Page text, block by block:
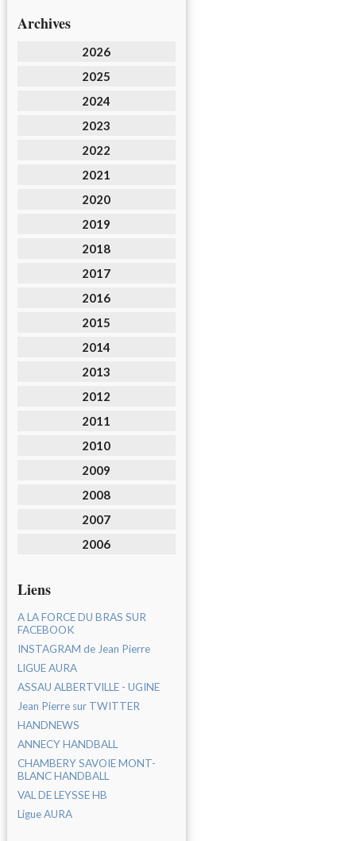
Archives
2026
2025
2024
2023
2022
2021
2020
2019
2018
2017
2016
2015
2014
2013
2012
2011
2010
2009
2008
2007
2006
Liens
A LA FORCE DU BRAS SUR
FACEBOOK
INSTAGRAM de Jean Pierre
LIGUE AURA
ASSAU ALBERTVILLE - UGINE
Jean Pierre sur TWITTER
HANDNEWS
ANNECY HANDBALL
CHAMBERY SAVOIE MONT-
BLANC HANDBALL
VAL DE LEYSSE HB
Ligue AURA